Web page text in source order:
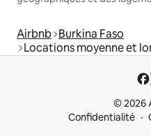
Airbnb Burkina Faso
Locations moyenne et
© 2026
Confidentialité